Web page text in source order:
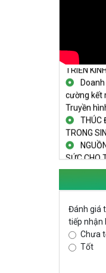
TRONG
TRIỂN
Doanh
cường kết
Truyền
THÚC
TRONG
SỨC CHO
LAN
TRONG
NHỒI
NHÌN
ĐẮK LẮK
KHAI
Đánh giá
tiếp nhận
Chưa
Tốt